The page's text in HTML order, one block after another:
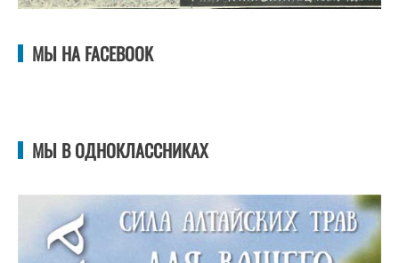
МЫ НА FACEBOOK
МЫ В ОДНОКЛАССНИКАХ